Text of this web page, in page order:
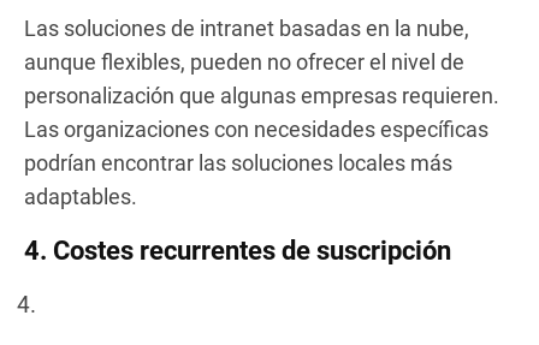
Las soluciones de intranet basadas en la nube,
aunque flexibles, pueden no ofrecer el nivel de
personalización que algunas empresas requieren.
Las organizaciones con necesidades específicas
podrían encontrar las soluciones locales más
adaptables.
4. Costes recurrentes de suscripción